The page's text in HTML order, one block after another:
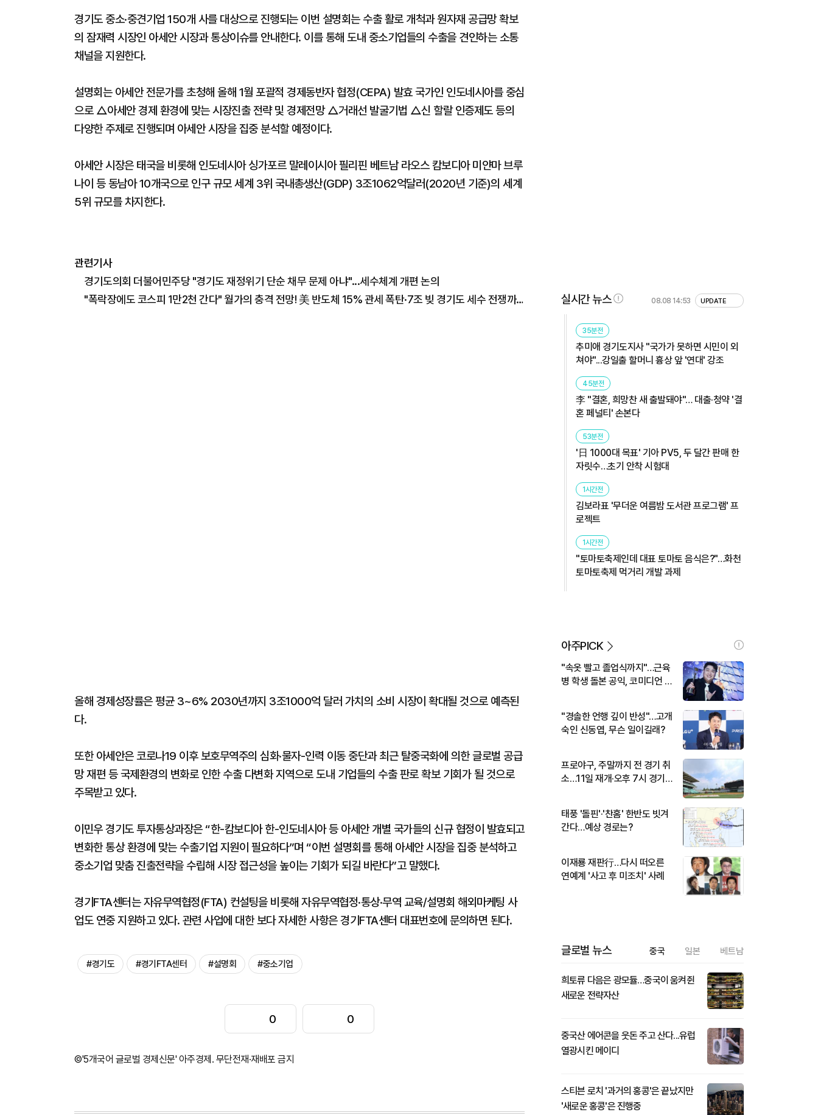
경기도 중소·중견기업 150개 사를 대상으로 진행되는 이번 설명회는 수출 활로 개척과 원자재 공급망 확보
의 잠재력 시장인 아세안 시장과 통상이슈를 안내한다. 이를 통해 도내 중소기업들의 수출을 견인하는 소통
채널을 지원한다.
설명회는 아세안 전문가를 초청해 올해 1월 포괄적 경제동반자 협정(CEPA) 발효 국가인 인도네시아를 중심
으로 △아세안 경제 환경에 맞는 시장진출 전략 및 경제전망 △거래선 발굴기법 △신 할랄 인증제도 등의
다양한 주제로 진행되며 아세안 시장을 집중 분석할 예정이다.
아세안 시장은 태국을 비롯해 인도네시아 싱가포르 말레이시아 필리핀 베트남 라오스 캄보디아 미얀마 브루
나이 등 동남아 10개국으로 인구 규모 세계 3위 국내총생산(GDP) 3조1062억달러(2020년 기준)의 세계
5위 규모를 차지한다.
관련기사
경기도의회 더불어민주당 "경기도 재정위기 단순 채무 문제 아냐"...세수체계 개편 논의
"폭락장에도 코스피 1만2천 간다" 월가의 충격 전망! 美 반도체 15% 관세 폭탄·7조 빚 경기도 세수 전쟁까지
올해 경제성장률은 평균 3~6% 2030년까지 3조1000억 달러 가치의 소비 시장이 확대될 것으로 예측된
다.
또한 아세안은 코로나19 이후 보호무역주의 심화·물자-인력 이동 중단과 최근 탈중국화에 의한 글로벌 공급
망 재편 등 국제환경의 변화로 인한 수출 다변화 지역으로 도내 기업들의 수출 판로 확보 기회가 될 것으로
주목받고 있다.
이민우 경기도 투자통상과장은 “한-캄보디아 한-인도네시아 등 아세안 개별 국가들의 신규 협정이 발효되고
변화한 통상 환경에 맞는 수출기업 지원이 필요하다”며 “이번 설명회를 통해 아세안 시장을 집중 분석하고
중소기업 맞춤 진출전략을 수립해 시장 접근성을 높이는 기회가 되길 바란다”고 말했다.
경기FTA센터는 자유무역협정(FTA) 컨설팅을 비롯해 자유무역협정·통상·무역 교육/설명회 해외마케팅 사
업도 연중 지원하고 있다. 관련 사업에 대한 보다 자세한 사항은 경기FTA센터 대표번호에 문의하면 된다.
#경기도 #경기FTA센터 #설명회 #중소기업
0 0
©'5개국어 글로벌 경제신문' 아주경제. 무단전재·재배포 금지
실시간 뉴스 08.08 14:53 UPDATE
35분전
추미애 경기도지사 "국가가 못하면 시민이 외
쳐야"...강일출 할머니 흉상 앞 '연대' 강조
45분전
李 "결혼, 희망찬 새 출발돼야"… 대출·청약 '결
혼 페널티' 손본다
53분전
'日 1000대 목표' 기아 PV5, 두 달간 판매 한
자릿수…초기 안착 시험대
1시간전
김보라표 '무더운 여름밤 도서관 프로그램' 프
로젝트
1시간전
"토마토축제인데 대표 토마토 음식은?"…화천
토마토축제 먹거리 개발 과제
아주PICK
"속옷 빨고 졸업식까지"…근육
병 학생 돌본 공익, 코미디언 김
"경솔한 언행 깊이 반성"…고개
숙인 신동엽, 무슨 일이길래?
프로야구, 주말까지 전 경기 취
소…11일 재개·오후 7시 경기
태풍 '돌핀'·'찬홈' 한반도 빗겨
간다…예상 경로는?
이재룡 재판行…다시 떠오른
연예계 '사고 후 미조치' 사례
글로벌 뉴스 중국 일본 베트남
희토류 다음은 광모듈…중국이 움켜쥔
새로운 전략자산
중국산 에어콘을 웃돈 주고 산다...유럽
열광시킨 메이디
스티븐 로치 '과거의 홍콩'은 끝났지만
'새로운 홍콩'은 진행중